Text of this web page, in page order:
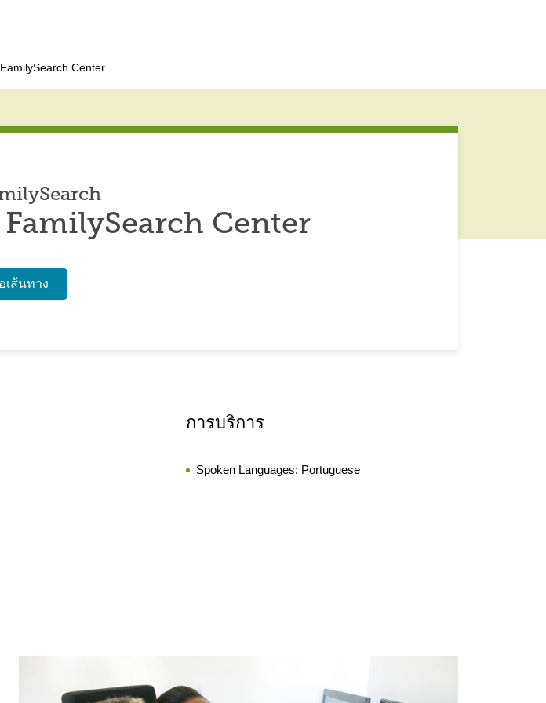
Center
Center
เส้นทาง
การบริการ
Spoken Languages: Portuguese